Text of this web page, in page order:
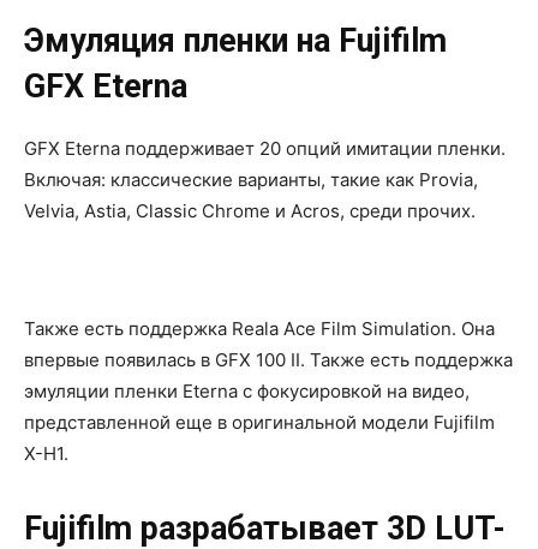
Эмуляция пленки на Fujifilm
GFX Eterna
GFX Eterna поддерживает 20 опций имитации пленки.
Включая: классические варианты, такие как Provia,
Velvia, Astia, Classic Chrome и Acros, среди прочих.
Также есть поддержка Reala Ace Film Simulation. Она
впервые появилась в GFX 100 II. Также есть поддержка
эмуляции пленки Eterna с фокусировкой на видео,
представленной еще в оригинальной модели Fujifilm
X-H1.
Fujifilm разрабатывает 3D LUT-